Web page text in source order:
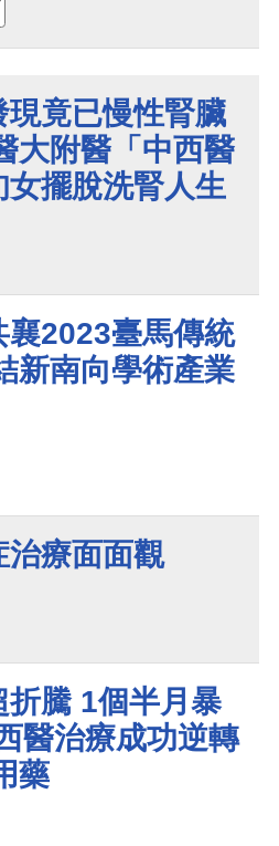
竟已慢性腎臟
大附醫「中西醫
擺脫洗腎人生
襄2023臺馬傳統
新南向學術產業
治療面面觀
折騰 1個半月暴
醫治療成功逆轉
藥